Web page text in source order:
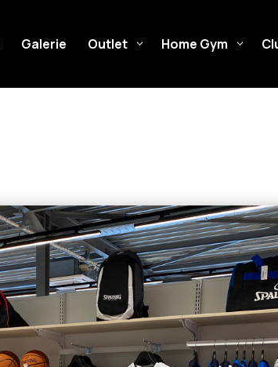
Galerie Outlet Home Gym